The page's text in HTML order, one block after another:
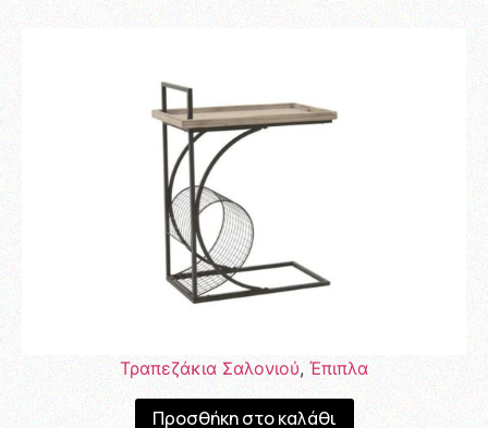
Τραπεζάκια Σαλονιού, Έπιπλα
Προσθήκη στο καλάθι